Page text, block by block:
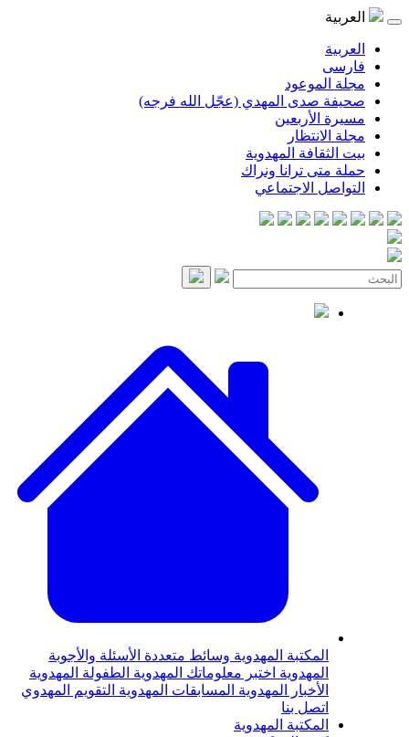
المهدي (عجّل الله فرجه)
المهدوية
ترانا ونراك
الاجتماعي
المهدويةوسائط متعددةالأسئلة والأجوبة
اختبر معلوماتك المهدويةالطفولة المهدوية
المهدويةالمسابقات المهدويةالتقويم المهدوي
المهدوية